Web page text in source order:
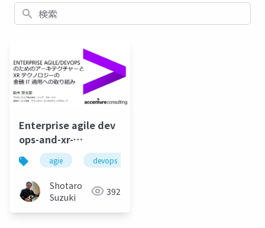
検索
Enterprise agile dev
ops-and-xr-
techonology-
adoption-for-fintech-
20180324
agie devops
Shotaro
Suzuki
392